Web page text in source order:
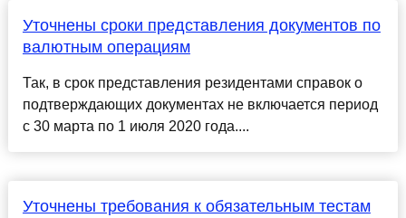
Уточнены сроки представления документов по
валютным операциям
Так, в срок представления резидентами справок о
подтверждающих документах не включается период
с 30 марта по 1 июля 2020 года....
Уточнены требования к обязательным тестам